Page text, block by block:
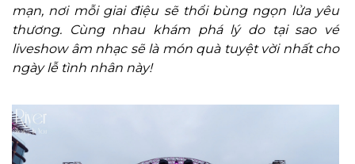
mạn, nơi mỗi giai điệu sẽ thổi bùng ngọn lửa yêu
thương. Cùng nhau khám phá lý do tại sao vé
liveshow âm nhạc sẽ là món quà tuyệt vời nhất cho
ngày lễ tình nhân này!